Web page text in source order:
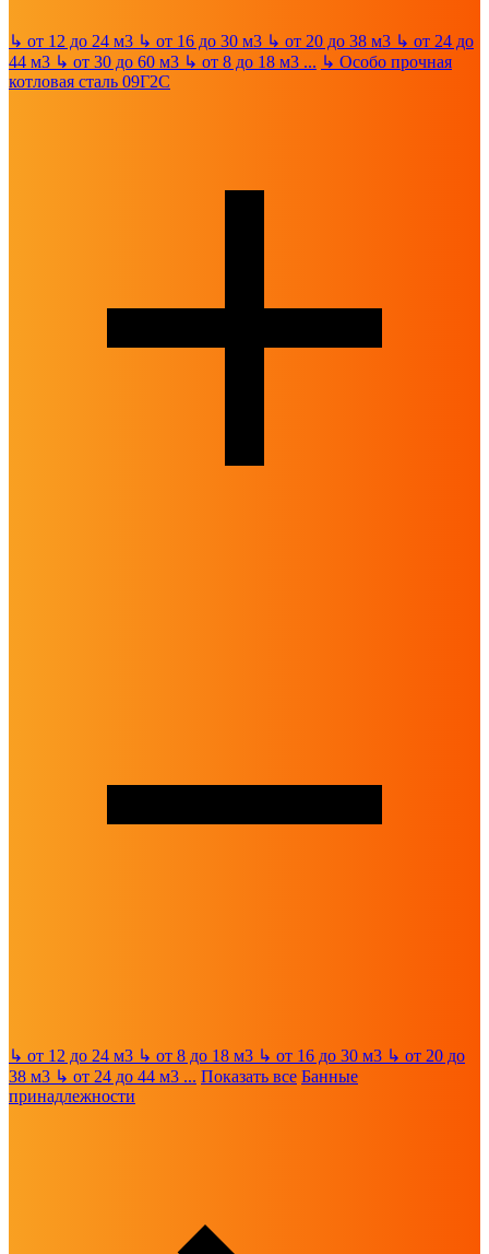
↳ от 12 до 24 м3 ↳ от 16 до 30 м3 ↳ от 20 до 38 м3 ↳ от 24 до
44 м3 ↳ от 30 до 60 м3 ↳ от 8 до 18 м3 ... ↳ Особо прочная
котловая сталь 09Г2С
↳ от 12 до 24 м3 ↳ от 8 до 18 м3 ↳ от 16 до 30 м3 ↳ от 20 до
38 м3 ↳ от 24 до 44 м3 ... Показать все Банные
принадлежности